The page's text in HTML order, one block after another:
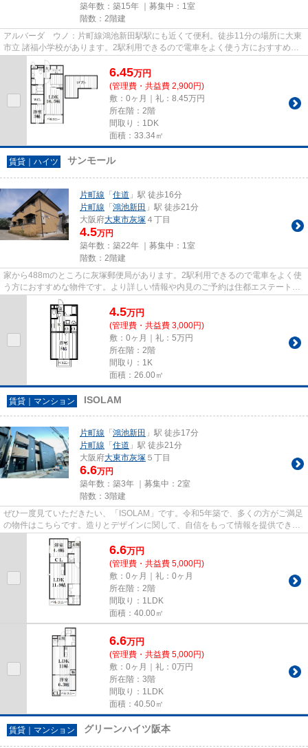
築年数：築15年 ｜募集中： 1室
階数：2階建
アルバーダ ウノ：片町線鴻池新田駅駅にも近くて便利。徒歩11分の場所に大東
市立 諸福小学校があります。2駅利用できるので電車をよく使う方におすすめな
物件です。駅徒歩10分に駅が...
6.45万円
(管理費・共益費 2,900円)
敷：0ヶ月｜礼：8.45万円
所在階：2階
間取り：1DK
面積：33.34㎡
賃貸｜ハイツ サンモール
片町線 「 住道 」駅 徒歩16分
片町線 「 鴻池新田 」駅 徒歩21分
大阪府大東市灰塚 ４丁目
4.5万円
築年数：築22年 ｜募集中： 1室
階数：2階建
家から488mのところに灰塚郵便局があります。2駅利用できるので電車をよく使
う方におすすめな物件です。より詳しい情報や内見のご予約は住都エステートま
でご連絡ください。大東市を中...
4.5万円
(管理費・共益費 3,000円)
敷：0ヶ月｜礼：5万円
所在階：2階
間取り：1K
面積：26.00㎡
賃貸｜マンション ISOLAM
片町線 「 鴻池新田 」駅 徒歩17分
片町線 「 住道 」駅 徒歩21分
大阪府大東市灰塚 ５丁目
6.6万円
築年数：築3年 ｜募集中： 2室
階数：3階建
ぜひ一度見ていただきたい、「ISOLAM」です。令和5年築で、多くの方がご満足
の物件はこちらです。造りとデザインに関して、自信をもって情報を提供できる
マンションです。築3年と新し...
6.6万円
(管理費・共益費 5,000円)
敷：0ヶ月｜礼：0ヶ月
所在階：2階
間取り：1LDK
面積：40.00㎡
6.6万円
(管理費・共益費 5,000円)
敷：0ヶ月｜礼：0万円
所在階：3階
間取り：1LDK
面積：40.50㎡
賃貸｜マンション グリーンハイツ阪本